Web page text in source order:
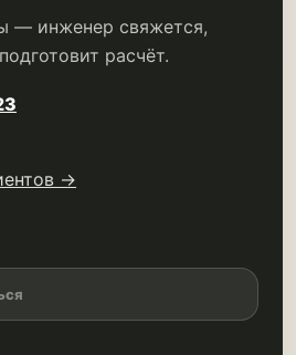
— инженер свяжется,
расчёт.
→